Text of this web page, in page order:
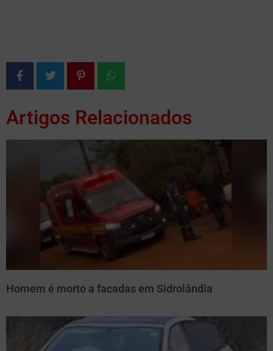
Artigos Relacionados
Homem é morto a facadas em Sidrolândia